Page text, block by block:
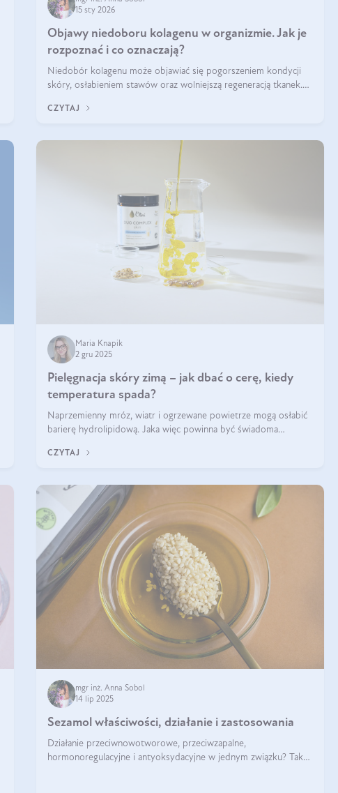
15 sty 2026
Objawy niedoboru kolagenu w organizmie. Jak je
rozpoznać i co oznaczają?
Niedobór kolagenu może objawiać się pogorszeniem kondycji
skóry, osłabieniem stawów oraz wolniejszą regeneracją tkanek.
skóry, bóle stawów, łamliwość paznokci oraz osłabienie włosów.
CZYTAJ
Maria Knapik
2 gru 2025
Pielęgnacja skóry zimą – jak dbać o cerę, kiedy
temperatura spada?
Naprzemienny mróz, wiatr i ogrzewane powietrze mogą osłabić
barierę hydrolipidową. Jaka więc powinna być świadoma
CZYTAJ
mgr inż. Anna Sobol
14 lip 2025
Sezamol właściwości, działanie i zastosowania
Działanie przeciwnowotworowe, przeciwzapalne,
hormonoregulacyjne i antyoksydacyjne w jednym związku? Tak